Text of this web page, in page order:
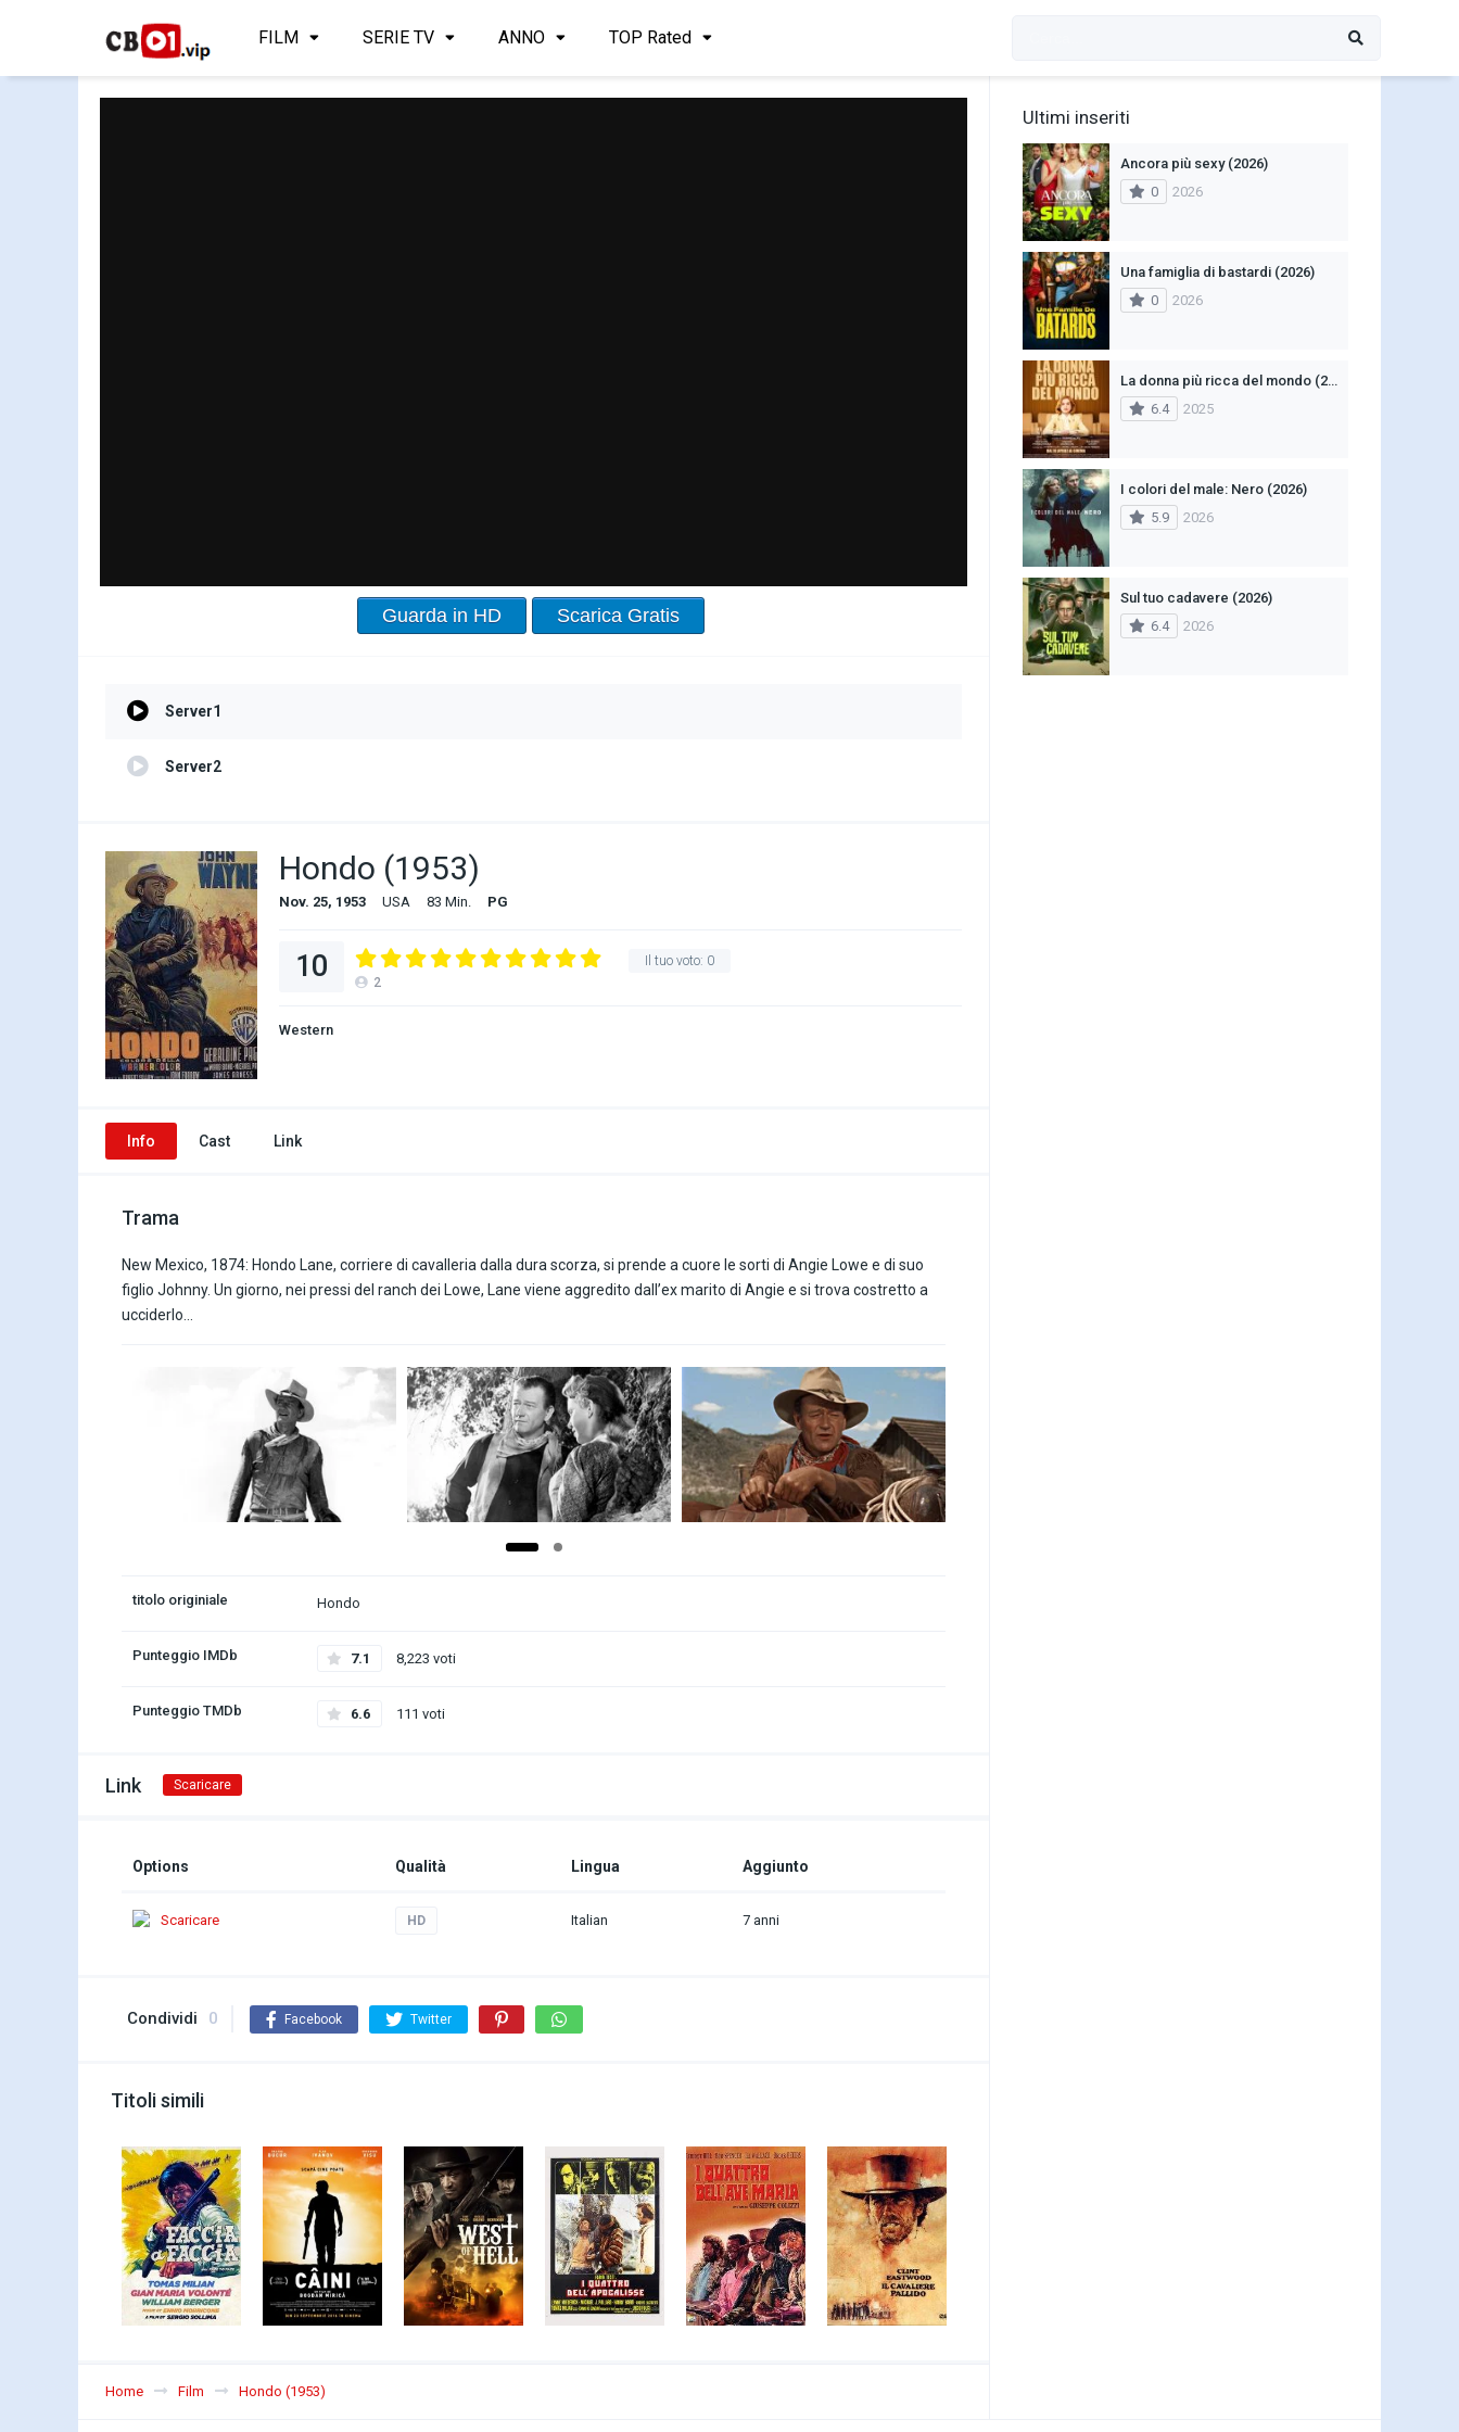
FILM SERIE TV ANNO TOP Rated
Guarda in HD Scarica Gratis
Server1
Server2
Hondo (1953)
Nov. 25, 1953 USA 83 Min. PG
Il tuo voto: 0
10 2
Western
Info Cast Link
Trama
New Mexico, 1874: Hondo Lane, corriere di cavalleria dalla dura scorza, si prende a cuore le sorti di Angie Lowe e di suo
figlio Johnny. Un giorno, nei pressi del ranch dei Lowe, Lane viene aggredito dall’ex marito di Angie e si trova costretto a
ucciderlo…
titolo originiale Hondo
Punteggio IMDb 7.1 8,223 voti
Punteggio TMDb 6.6 111 voti
Link Scaricare
Options Qualità Lingua Aggiunto
Scaricare HD Italian 7 anni
Condividi 0 Facebook Twitter
Titoli simili
Home Film Hondo (1953)
Ultimi inseriti
Ancora più sexy (2026)
0
2026
Una famiglia di bastardi (2026)
0
2026
La donna più ricca del mondo (2025)
6.4
2025
I colori del male: Nero (2026)
5.9
2026
Sul tuo cadavere (2026)
6.4
2026